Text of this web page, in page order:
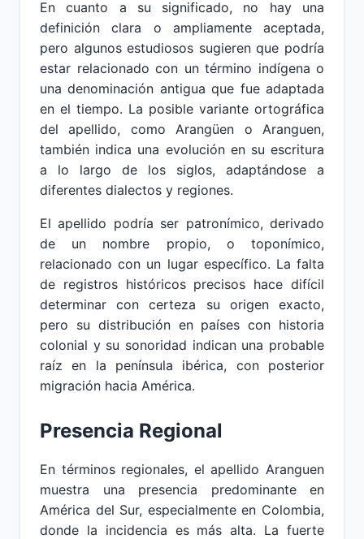
En cuanto a su significado, no hay una
definición clara o ampliamente aceptada,
pero algunos estudiosos sugieren que podría
estar relacionado con un término indígena o
una denominación antigua que fue adaptada
en el tiempo. La posible variante ortográfica
del apellido, como Arangüen o Aranguen,
también indica una evolución en su escritura
a lo largo de los siglos, adaptándose a
diferentes dialectos y regiones.
El apellido podría ser patronímico, derivado
de un nombre propio, o toponímico,
relacionado con un lugar específico. La falta
de registros históricos precisos hace difícil
determinar con certeza su origen exacto,
pero su distribución en países con historia
colonial y su sonoridad indican una probable
raíz en la península ibérica, con posterior
migración hacia América.
Presencia Regional
En términos regionales, el apellido Aranguen
muestra una presencia predominante en
América del Sur, especialmente en Colombia,
donde la incidencia es más alta. La fuerte